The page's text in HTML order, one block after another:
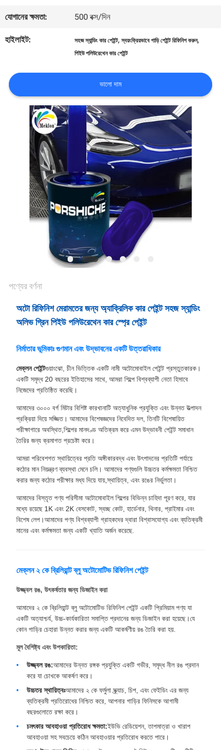
যোগাযোগ
খবর
উদ্ধৃতির
আবেদন
নীতি
যোগানের ক্ষমতা: 500 বক্স/দিন
হাইলাইট: সহজ স্যান্ডিং কার পেইন্ট,স্বয়ংক্রিয়ভাবে গাড়ি পেইন্ট রিফিনিশ করুন,
পিইউ পলিউরেথেন কার পেইন্ট
ভালো দাম
পণ্যের বর্ণনা
অটো রিফিনিশ মেরামতের জন্য অ্যাক্রিলিক কার পেইন্ট সহজ স্যান্ডিং
অলিভ গ্রিন পিইউ পলিউরেথেন কার স্প্রে পেইন্ট
নির্মাতার ভূমিকাঃ গুণমান এবং উদ্ভাবনের একটি উত্তরাধিকার
মেক্লন পেইন্টগুয়াংঝো, চীন ভিত্তিক একটি নামী অটোমোবাইল পেইন্ট প্রস্তুতকারক।
একটি সমৃদ্ধ 20 বছরের ইতিহাসের সাথে, আমরা শিল্পে বিশ্বব্যাপী নেতা হিসাবে
নিজেদের প্রতিষ্ঠিত করেছি।
আমাদের ৩০০০ বর্গ মিটার বিশিষ্ট কারখানাটি অত্যাধুনিক প্রযুক্তি এবং উন্নত উত্পাদন
প্রক্রিয়া দিয়ে সজ্জিত। আমাদের বিশেষজ্ঞদের নিবেদিত দল, তিনটি বিশেষায়িত
পরীক্ষাগারে অবস্থিত,শিল্পের মানদণ্ড অতিক্রম করে এমন উদ্ভাবনী পেইন্ট সমাধান
তৈরির জন্য ক্রমাগত প্রচেষ্টা করে।
আমরা পরিবেশগত স্থায়িত্বের প্রতি অঙ্গীকারবদ্ধ এবং উৎপাদনের প্রতিটি পর্যায়ে
কঠোর মান নিয়ন্ত্রণ ব্যবস্থা মেনে চলি। আমাদের পণ্যগুলি উচ্চতর কর্মক্ষমতা নিশ্চিত
করার জন্য কঠোর পরীক্ষার মধ্য দিয়ে যায়,স্থায়িত্ব, এবং রঙের নির্ভুলতা।
আমাদের বিস্তৃত পণ্য পরিসীমা অটোমোবাইল শিল্পের বিভিন্ন চাহিদা পূরণ করে, যার
মধ্যে রয়েছে 1K এবং 2K বেসকোট, স্বচ্ছ কোট, হার্ডেনার, থিনার, প্রাইমার এবং
বিশেষ লেপ।আমাদের পণ্য বিশ্বব্যাপী গ্রাহকদের দ্বারা বিশ্বাসযোগ্য এবং ব্যতিক্রমী
মানের এবং কর্মক্ষমতা জন্য একটি খ্যাতি অর্জন করেছে.
মেক্লন ২ কে ব্রিলিয়ান্ট ব্লু অটোমোটিভ রিফিনিশ পেইন্ট
উজ্জ্বল রঙ, উৎকর্ষতার জন্য ডিজাইন করা
আমাদের ২ কে ব্রিলিয়ান্ট ব্লু অটোমোটিভ রিফিনিশ পেইন্ট একটি প্রিমিয়াম পণ্য যা
একটি অত্যাশ্চর্য, উচ্চ-কার্যকারিতা সমাপ্তি প্রদানের জন্য ডিজাইন করা হয়েছে।যে
কোন গাড়ির চেহারা উন্নত করার জন্য একটি আকর্ষণীয় রঙ তৈরি করা হয়.
মূল বৈশিষ্ট্য এবং উপকারিতা:
উজ্জ্বল রঙ:আমাদের উন্নত রঙ্গক প্রযুক্তি একটি গভীর, সমৃদ্ধ নীল রঙ প্রদান
করে যা চোখকে আকর্ষণ করে।
উচ্চতর স্থায়িত্বঃআমাদের ২ কে ফর্মুলা স্ক্র্যাচ, চিপ, এবং ফেইডিং এর জন্য
ব্যতিক্রমী প্রতিরোধের নিশ্চিত করে, আপনার গাড়ির ফিনিসকে আগামী
বছরগুলোতে রক্ষা করে।
চমৎকার আবহাওয়া প্রতিরোধ ক্ষমতা:ইউভি রেডিয়েশন, তাপমাত্রা ও খারাপ
আবহাওয়া সহ সবচেয়ে কঠিন আবহাওয়ার প্রতিরোধ করতে পারে।